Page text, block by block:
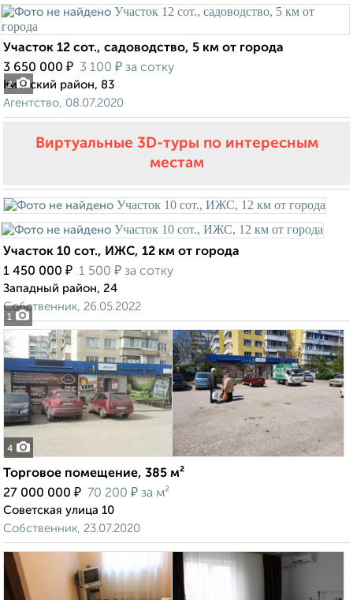
2
Участок 12 сот., садоводство, 5 км от города
3 650 000 ₽ 3 100 ₽ за сотку
Киевский район, 83
Агентство, 08.07.2020
Виртуальные 3D-туры по интересным
местам
1
Участок 10 сот., ИЖС, 12 км от города
1 450 000 ₽ 1 500 ₽ за сотку
Западный район, 24
Собственник, 26.05.2022
4
Торговое помещение, 385 м²
27 000 000 ₽ 70 200 ₽ за м²
Советская улица 10
Собственник, 23.07.2020